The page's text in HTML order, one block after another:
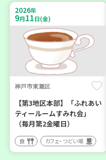
2026年
9月11日(金)
神戸市東灘区
【第3地区本部】「ふれあい
ティールームすみれ会」
（毎月第2金曜日）
食 カフェ・つどい場